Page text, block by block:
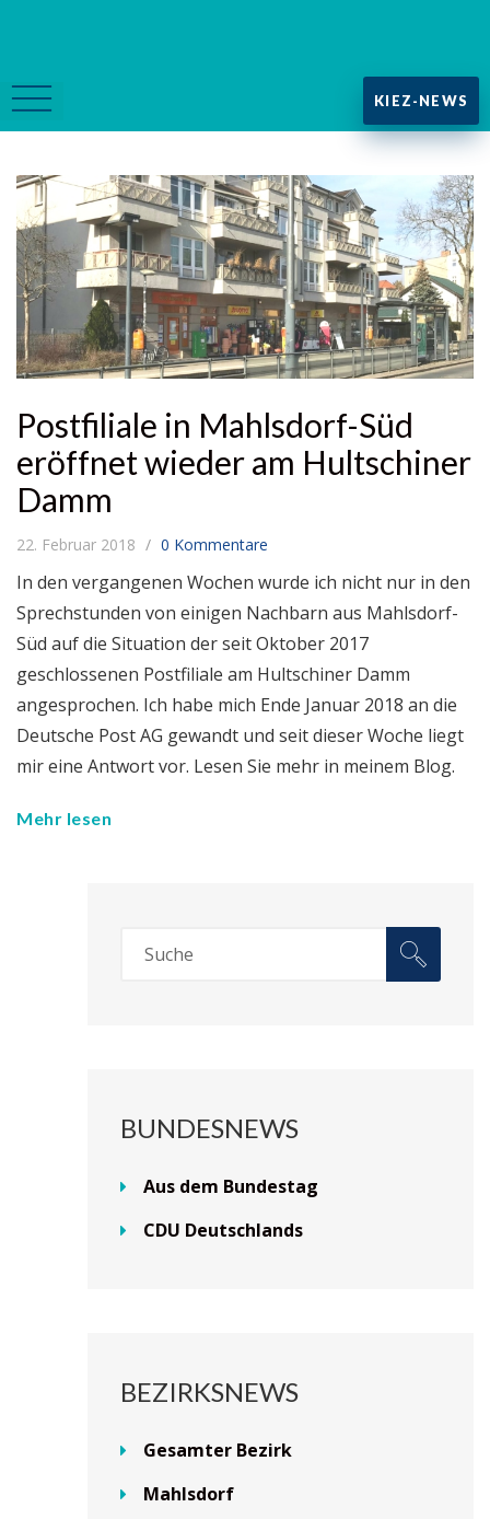
KIEZ-NEWS
Postfiliale in Mahlsdorf-Süd
eröffnet wieder am Hultschiner
Damm
22. Februar 2018 0 Kommentare
In den vergangenen Wochen wurde ich nicht nur in den
Sprechstunden von einigen Nachbarn aus Mahlsdorf-
Süd auf die Situation der seit Oktober 2017
geschlossenen Postfiliale am Hultschiner Damm
angesprochen. Ich habe mich Ende Januar 2018 an die
Deutsche Post AG gewandt und seit dieser Woche liegt
mir eine Antwort vor. Lesen Sie mehr in meinem Blog.
Mehr lesen
BUNDESNEWS
Aus dem Bundestag
CDU Deutschlands
BEZIRKSNEWS
Gesamter Bezirk
Mahlsdorf